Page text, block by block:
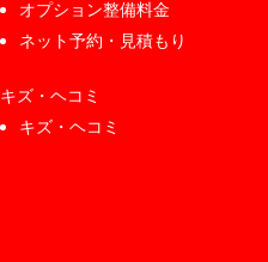
オプション整備料金
ネット予約・見積もり
キズ・ヘコミ
キズ・ヘコミ